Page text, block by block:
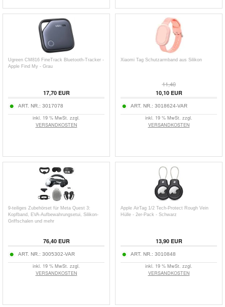
Ugreen CM816 FineTrack Bluetooth-Tracker -
Apple Find My - Grau
17,70EUR
ART. NR.: 3017078
inkl. 19 % MwSt. zzgl.
VERSANDKOSTEN
Xiaomi Tag Schutzarmband aus Silikon
11,40
10,10EUR
ART. NR.: 3018624-VAR
inkl. 19 % MwSt. zzgl.
VERSANDKOSTEN
9-teiliges Zubehörset für Meta Quest 3:
Kopfband, EVA-Aufbewahrungsetui, Silikon-
Griffschalen und mehr
76,40EUR
ART. NR.: 3005302-VAR
inkl. 19 % MwSt. zzgl.
VERSANDKOSTEN
Apple AirTag 1/2 Tech-Protect Rough Vein
Hülle - 2er-Pack - Schwarz
13,90EUR
ART. NR.: 3010848
inkl. 19 % MwSt. zzgl.
VERSANDKOSTEN